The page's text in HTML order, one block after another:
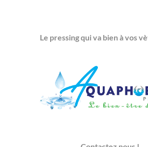
Le pressing qui va bien à vos